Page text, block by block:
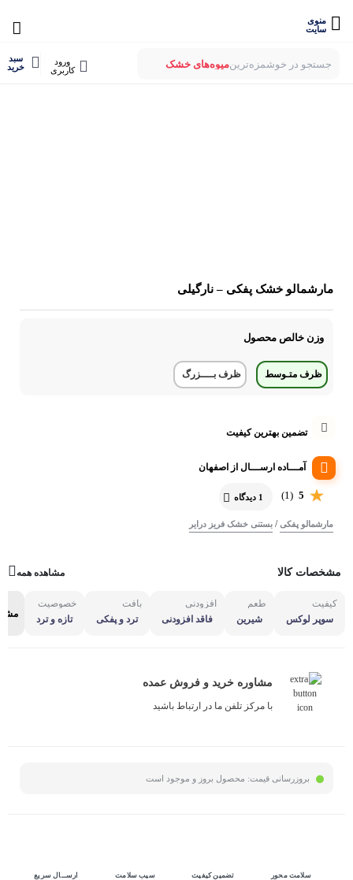
منوی
سایت
جستجو در خوشمزه‌ترینمیوه‌های خشک
ورود
کاربری
سبد
خرید
مارشمالو خشک پفکی – نارگیلی
وزن خالص محصول
ظرف متـوسط ظرف بــــزرگ
تضمین بهترین کیفیت
آمـــاده ارســـال از اصفهان
5
(1) 1 دیدگاه
مارشمالو پفکی/ بستنی خشک فریز درایر
مشخصات کالا مشاهده همه
کیفیت
سوپر لوکس
طعم
شیرین
افزودنی
فاقد افزودنی
بافت
ترد و پفکی
خصوصیت
تازه و ترد
مشاوره خرید و فروش عمده
با مرکز تلفن ما در ارتباط باشید
بروزرسانی قیمت: محصول بروز و موجود است
سلامت محور تضمین کیفیت سیب سلامت ارســال سریع